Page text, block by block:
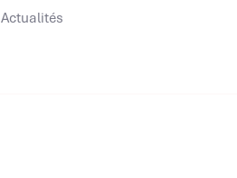
Actualités